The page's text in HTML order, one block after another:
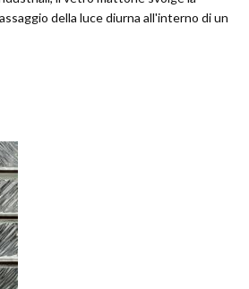
della luce diurna all'interno di un